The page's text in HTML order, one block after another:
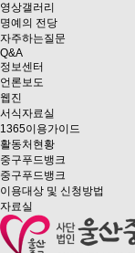
영상갤러리
명예의 전당
자주하는질문
Q&A
정보센터
언론보도
웹진
서식자료실
1365이용가이드
활동처현황
중구푸드뱅크
중구푸드뱅크
이용대상 및 신청방법
자료실